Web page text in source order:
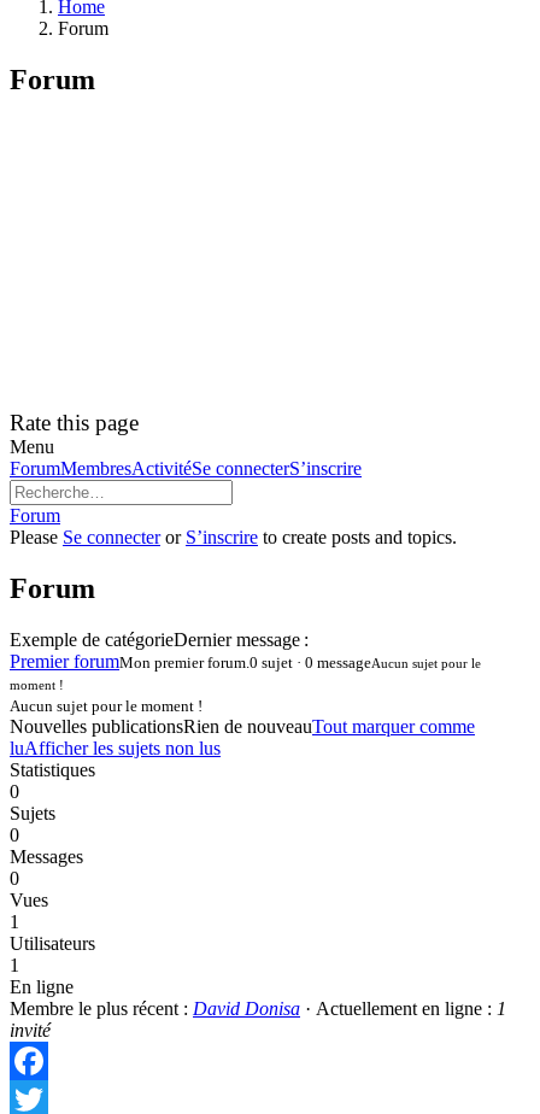
Home
Forum
Forum
Rate this page
Menu
Navigation
du
forum
ForumMembresActivitéSe connecterS’inscrire
Fil
d’Ariane
forum –
Vous
ici :
Forum
Please Se connecteror S’inscrire to create posts and topics.
Forum
Exemple de catégorieDernier message :
Premier forumMon premier forum. 0 sujet · 0 messageAucun sujet pour le
moment !
Aucun sujet pour le moment !
Nouvelles publicationsRien de nouveauTout marquer comme
luAfficher les sujets non lus
Statistiques
0
Sujets
0
Messages
0
Vues
1
Utilisateurs
1
En ligne
Membre le plus récent : David Donisa · Actuellement en ligne : 1
invité
Facebook